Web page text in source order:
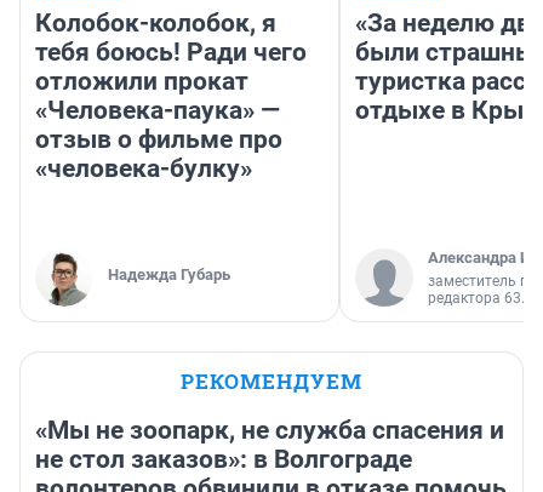
Колобок-колобок, я
тебя боюсь! Ради чего
отложили прокат
«Человека-паука» —
отзыв о фильме про
«человека-булку»
Надежда Губарь
«За неделю
были
туристка
отдыхе в
Александра
заместитель
редактора 63.RU
РЕКОМЕНДУЕМ
«Мы не зоопарк, не служба спасения и
не стол заказов»: в Волгограде